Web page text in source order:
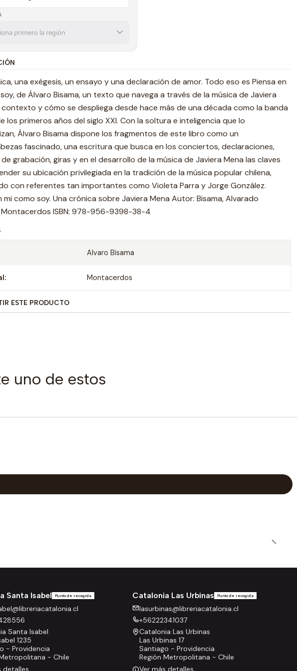
una exégesis, un ensayo y una declaración de amor. Todo eso es Piensa en
de Álvaro Bisama, un texto que navega a través de la música de Javiera
contexto y cómo se despliega desde hace más de una década como la banda
los primeros años del siglo XXI. Con la soltura e inteligencia que lo
Álvaro Bisama dispone los fragmentos de este libro como un
fascinado, una escritura que busca en los conciertos, declaraciones,
grabación, giras y en el desarrollo de la música de Javiera Mena las claves
su ubicación privilegiada en la tradición de la música popular chilena,
con referentes tan importantes como Violeta Parra y Jorge González.
mi como soy. Una crónica sobre Javiera Mena Autor: Bisama, Alvarado
Montacerdos ISBN: 978-956-9398-38-4
Alvaro Bisama
Montacerdos
ESTE PRODUCTO
uno de estos
Santa Isabel Punto de recogida
Santa Isabel
1235
- Providencia
- Chile
detalles
Catalonia Las Urbinas Punto de recogida
lasurbinas@libreriacatalonia.cl
+56222341037
Catalonia Las Urbinas
Las Urbinas 17
Santiago - Providencia
Región Metropolitana - Chile
Ver más detalles